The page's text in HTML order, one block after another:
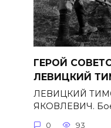
ГЕРОЙ
ЛЕВИЦКИЙ
ЛЕВИЦКИЙ
ЯКОВЛЕВИЧ.
0 93